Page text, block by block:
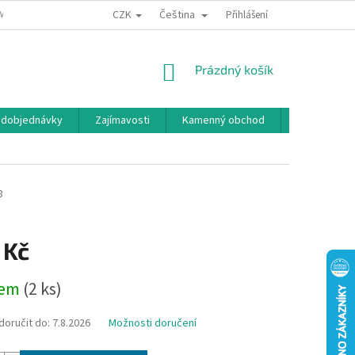
OCHRANY OSOBNÍCH ÚDAJŮ BONUSOVÝ PROGRAM
CZK Čeština Přihlášení
NÁKUPNÍ
Prázdný košík
Zajímavosti Kamenný obchod
(2 ks)
do: 7.8.2026 Možnosti doručení